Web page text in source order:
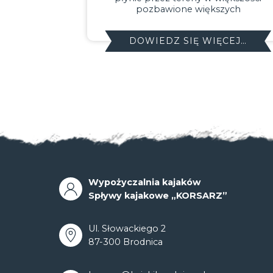
możemy przepłynąć
DOWIEDZ SIĘ WIĘCEJ…
Wypożyczalnia kajaków
Spływy kajakowe „KORSARZ”
Ul. Słowackiego 2
87-300 Brodnica